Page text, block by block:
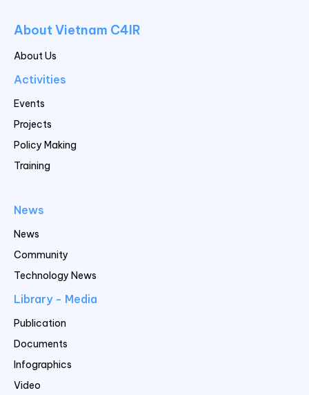
About Vietnam C4IR
About Us
Activities
Events
Projects
Policy Making
Training
News
News
Community
Technology News
Library - Media
Publication
Documents
Infographics
Video